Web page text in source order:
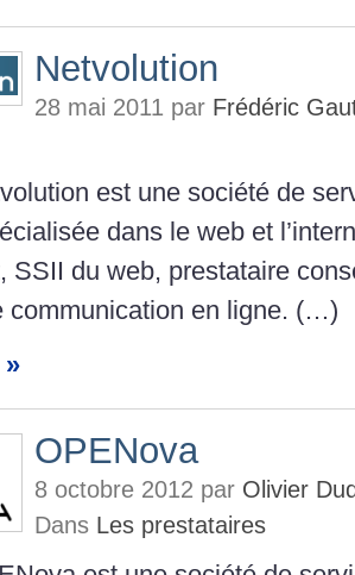
Netvolution
28 mai 2011 par Frédéric
est une société de
dans le web et
SSII du web, prestataire
communication en ligne. (…)
OPENova
8 octobre 2012 par Olivier
Dans Les prestataires